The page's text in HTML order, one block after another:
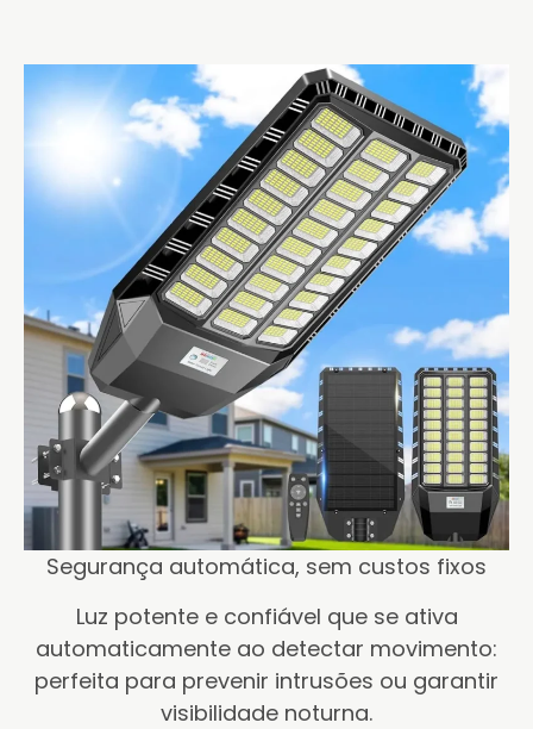
Segurança automática, sem custos fixos
Luz potente e confiável que se ativa
automaticamente ao detectar movimento:
perfeita para prevenir intrusões ou garantir
visibilidade noturna.